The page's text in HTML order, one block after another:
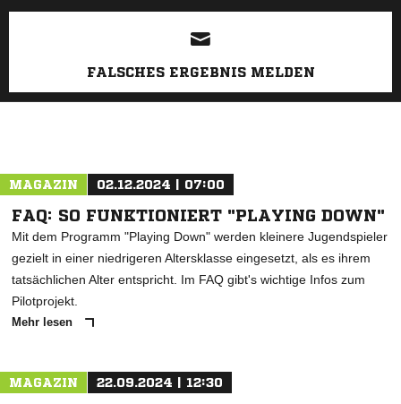
FALSCHES ERGEBNIS MELDEN
MAGAZIN 02.12.2024 | 07:00
FAQ: SO FUNKTIONIERT "PLAYING DOWN"
Mit dem Programm "Playing Down" werden kleinere Jugendspieler
gezielt in einer niedrigeren Altersklasse eingesetzt, als es ihrem
tatsächlichen Alter entspricht. Im FAQ gibt's wichtige Infos zum
Pilotprojekt.
Mehr lesen
MAGAZIN 22.09.2024 | 12:30